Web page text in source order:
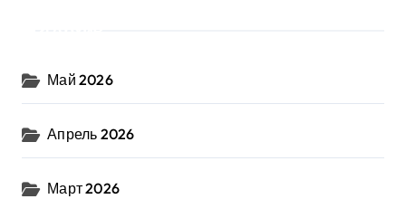
Май 2026
Апрель 2026
Март 2026